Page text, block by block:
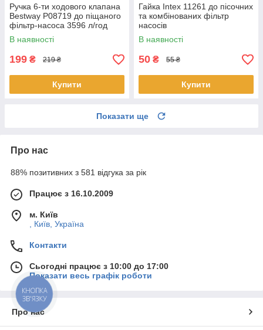
Ручка 6-ти ходового клапана
Bestway P08719 до піщаного
фільтр-насоса 3596 л/год
В наявності
199 ₴ 219 ₴
Купити
Гайка Intex 11261 до пісочних
та комбінованих фільтр
насосів
В наявності
50 ₴ 55 ₴
Купити
Показати ще
Про нас
88% позитивних з 581 відгука за рік
Працює з 16.10.2009
м. Київ
, Київ, Україна
Контакти
Сьогодні працює з 10:00 до 17:00
Показати весь графік роботи
Про нас
КНОПКА
ЗВ'ЯЗКУ